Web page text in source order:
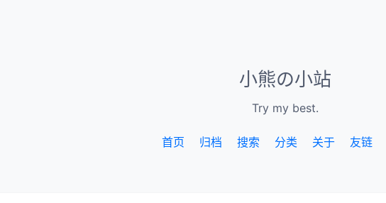
小熊の小站
Try my best.
首页 归档 搜索 分类 关于 友链